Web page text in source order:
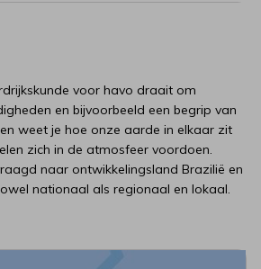
voor havo draait om
en bijvoorbeeld een begrip van
weet je hoe onze aarde in elkaar zit
zich in de atmosfeer voordoen.
naar ontwikkelingsland Brazilië en
nationaal als regionaal en lokaal.